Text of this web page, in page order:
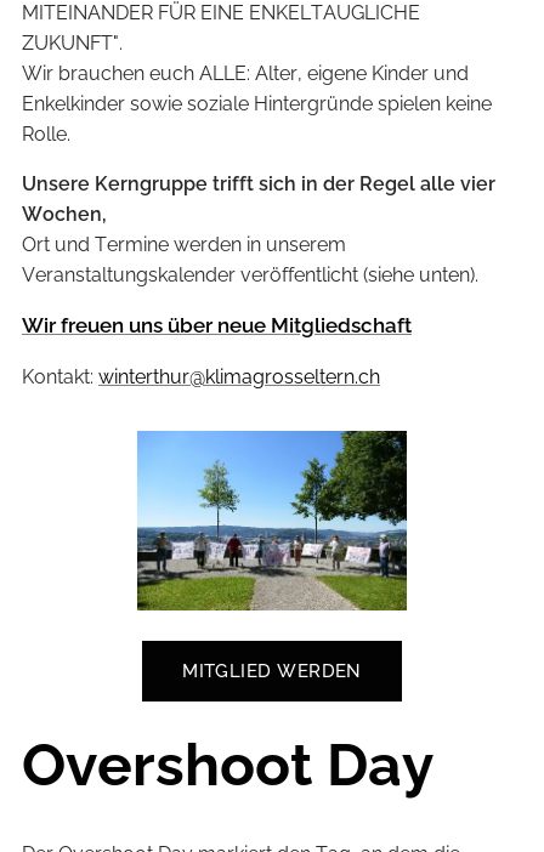
MITEINANDER FÜR EINE ENKELTAUGLICHE
ZUKUNFT".
Wir brauchen euch ALLE: Alter, eigene Kinder und
Enkelkinder sowie soziale Hintergründe spielen keine
Rolle.
Unsere Kerngruppe trifft sich in der Regel alle vier
Wochen,
Ort und Termine werden in unserem
Veranstaltungskalender veröffentlicht (siehe unten).
Wir freuen uns über neue Mitgliedschaft
Kontakt: winterthur@klimagrosseltern.ch
MITGLIED WERDEN
Overshoot Day